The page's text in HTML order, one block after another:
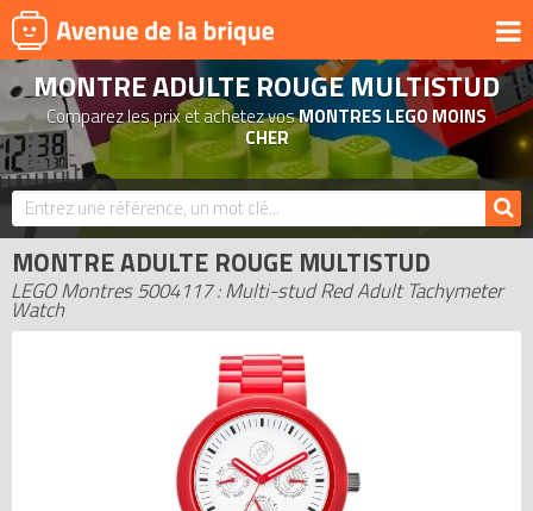
UNIVERS
PRODUITS DÉRIVÉS
NOUVEAUTÉS
LEGO 2026
BONS PLANS
ACTUALITÉS
EXPOSITIONS LEGO
LEGO LES PLUS CHERS
DERNIERS LEGO AJOUTÉS
MONTRE ADULTE ROUGE MULTISTUD
Comparez les prix et achetez vosMONTRES LEGO MOINS
CHER
MONTRE ADULTE ROUGE MULTISTUD
LEGO Montres 5004117 : Multi-stud Red Adult Tachymeter
Watch